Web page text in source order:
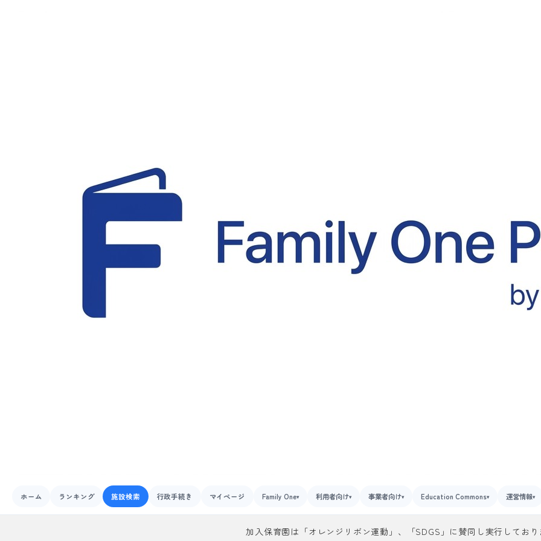
ホーム ランキング 施設検索 行政手続き マイページ Family One▾ 利用者向け▾ 事業者向け▾ Education Commons▾ 運営情報▾
加入保育園は「オレンジリボン運動」、「SDGS」に賛同し実行してお